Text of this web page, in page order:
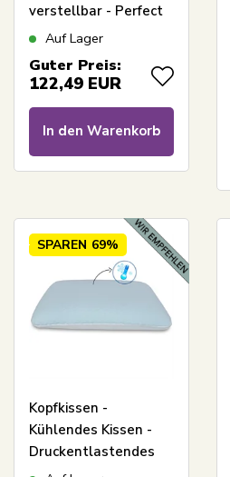
verstellbar - Perfect
Dream Kissen - 60x63
Allergikerfreundlich
Auf Lager
Guter Preis:
122,49 EUR
In den Warenkorb
SPAREN 69%
Kopfkissen -
Kühlendes Kissen -
Druckentlastendes